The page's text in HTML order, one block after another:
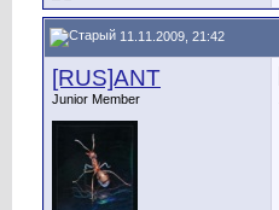
11.11.2009, 21:42
[RUS]ANT
Junior Member